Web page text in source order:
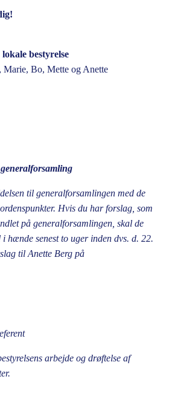
bestyrelse
Marie, Bo, Mette og Anette
til generalforsamlingen med de
Hvis du har forslag, som
på generalforsamlingen, skal de
hænde senest to uger inden dvs. d. 22.
til Anette Berg på
arbejde og drøftelse af